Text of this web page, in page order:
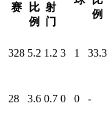
赛
比
例
射
门
例
328 5.2 1.2 3 1 33.3
28 3.6 0.7 0 0 -